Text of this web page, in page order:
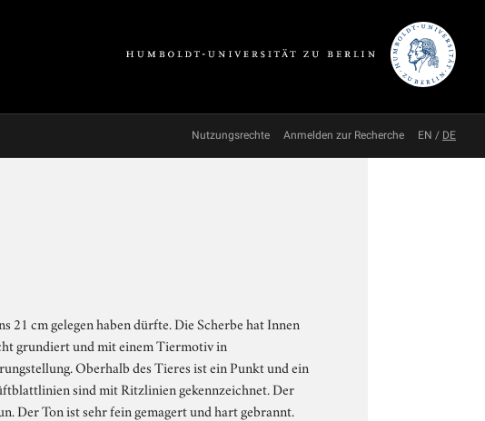
Nutzungsrechte Anmelden zur Recherche EN / DE
21 cm gelegen haben dürfte. Die Scherbe hat Innen
grundiert und mit einem Tiermotiv in
Oberhalb des Tieres ist ein Punkt und ein
sind mit Ritzlinien gekennzeichnet. Der
Der Ton ist sehr fein gemagert und hart gebrannt.